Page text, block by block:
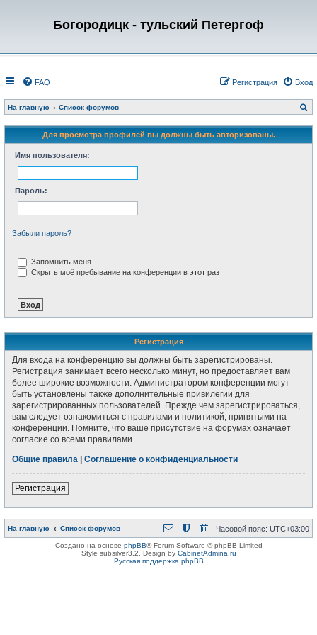
Богородицк - тульский Петергоф
FAQ Вход
Регистрация
На главную Список форумов
о
с
Для просмотра профилей вы должны быть авторизованы.
Имя пользователя:
Пароль:
Забыли пароль?
Запомнить меня
Скрыть моё пребывание на конференции в этот раз
Регистрация
Для входа на конференцию вы должны быть зарегистрированы.
Регистрация занимает всего несколько минут, но предоставляет вам
более широкие возможности. Администратором конференции могут
быть установлены также дополнительные привилегии для
зарегистрированных пользователей. Прежде чем зарегистрироваться,
вам следует ознакомиться с правилами и политикой, принятыми на
конференции. Помните, что ваше присутствие на форумах означает
согласие со всеми правилами.
Общие правила
Соглашение о конфиденциальности
Регистрация
На главную Список форумов Часовой пояс: UTC+03:00
Создано на основе phpBB® Forum Software © phpBB Limited
Style subsilver3.2. Design by CabinetAdmina.ru
Русская поддержка phpBB